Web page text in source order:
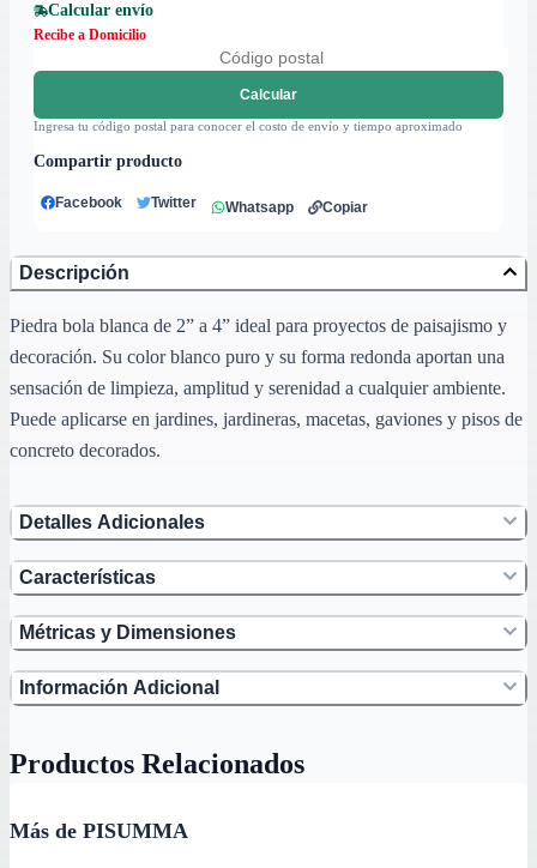
Calcular envío
Recibe a Domicilio
Calcular
Ingresa tu código postal para conocer el costo de envío y tiempo aproximado
Compartir producto
Facebook Twitter Whatsapp Copiar
Descripción
Piedra bola blanca de 2” a 4” ideal para proyectos de paisajismo y
decoración. Su color blanco puro y su forma redonda aportan una
sensación de limpieza, amplitud y serenidad a cualquier ambiente.
Puede aplicarse en jardines, jardineras, macetas, gaviones y pisos de
concreto decorados.
Detalles Adicionales
Características
Métricas y Dimensiones
Información Adicional
Productos Relacionados
Más de PISUMMA